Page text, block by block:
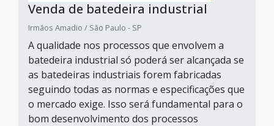
Venda de batedeira industrial
Irmãos Amadio / São Paulo - SP
A qualidade nos processos que envolvem a
batedeira industrial só poderá ser alcançada se
as batedeiras industriais forem fabricadas
seguindo todas as normas e especificações que
o mercado exige. Isso será fundamental para o
bom desenvolvimento dos processos